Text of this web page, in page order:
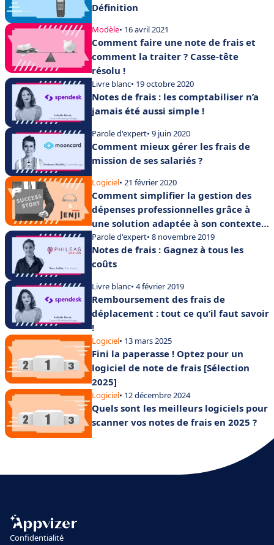
Définition
Modèle• 16 avril 2021
Comment faire une note de frais et
comment la traiter ? Casse-tête
résolu !
Livre blanc• 19 octobre 2020
Notes de frais : les comptabiliser n’a
jamais été aussi simple !
Parole d'expert• 9 juin 2020
Comment mieux gérer les frais de
mission de ses salariés ?
Logiciel• 21 février 2020
Comment simplifier la gestion des
dépenses professionnelles grâce à
une solution adaptée à son contexte
entreprise ?
Parole d'expert• 8 novembre 2019
Notes de frais : Gagnez à tous les
coûts
Livre blanc• 4 février 2019
Remboursement des frais de
déplacement : tout ce qu’il faut savoir
!
Logiciel• 13 mars 2025
Fini la paperasse ! Optez pour un
logiciel de note de frais [Sélection
2025]
Logiciel• 12 décembre 2024
Quels sont les meilleurs logiciels pour
scanner vos notes de frais en 2025 ?
Confidentialité